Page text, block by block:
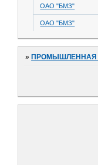
ОАО "БМЗ"
ОАО "БМЗ"
» ПРОМЫШЛЕННАЯ